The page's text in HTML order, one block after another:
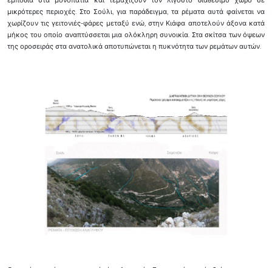
μικρότερες περιοχές. Στο Σούλι, για παράδειγμα, τα ρέματα αυτά φαίνεται να
χωρίζουν τις γειτονιές-φάρες μεταξύ ενώ, στην Κιάφα αποτελούν άξονα κατά
μήκος του οποίο αναπτύσσεται μια ολόκληρη συνοικία. Στα σκίτσα των όψεων
της οροσειράς στα ανατολικά αποτυπώνεται η πυκνότητα των ρεμάτων αυτών.